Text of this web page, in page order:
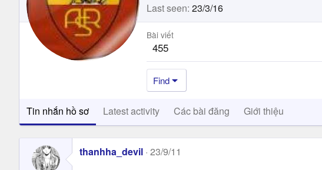
Last seen 23/3/16
Bài viết
455
Find
Tin nhắn hồ sơ Latest activity Các bài đăng Giới thiệu
thanhha_devil 23/9/11